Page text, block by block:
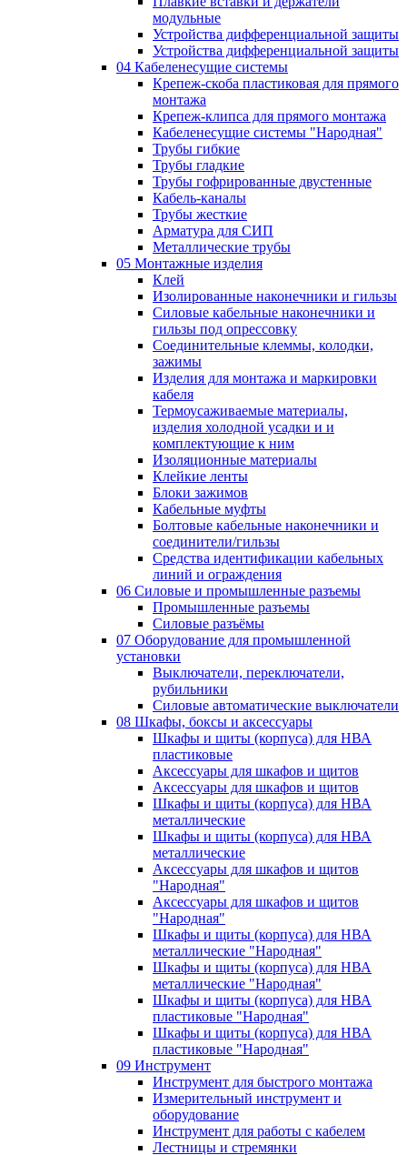
модульные
Устройства дифференциальной защиты
Устройства дифференциальной защиты
04 Кабеленесущие системы
Крепеж-скоба пластиковая для прямого
монтажа
Крепеж-клипса для прямого монтажа
Кабеленесущие системы "Народная"
Трубы гибкие
Трубы гладкие
Трубы гофрированные двустенные
Кабель-каналы
Трубы жесткие
Арматура для СИП
Металлические трубы
05 Монтажные изделия
Клей
Изолированные наконечники и гильзы
Силовые кабельные наконечники и
гильзы под опрессовку
Соединительные клеммы, колодки,
зажимы
Изделия для монтажа и маркировки
кабеля
Термоусаживаемые материалы,
изделия холодной усадки и и
комплектующие к ним
Изоляционные материалы
Клейкие ленты
Блоки зажимов
Кабельные муфты
Болтовые кабельные наконечники и
соединители/гильзы
Средства идентификации кабельных
линий и ограждения
06 Силовые и промышленные разъемы
Промышленные разъемы
Силовые разъёмы
07 Оборудование для промышленной
установки
Выключатели, переключатели,
рубильники
Силовые автоматические выключатели
08 Шкафы, боксы и аксессуары
Шкафы и щиты (корпуса) для НВА
пластиковые
Аксессуары для шкафов и щитов
Аксессуары для шкафов и щитов
Шкафы и щиты (корпуса) для НВА
металлические
Шкафы и щиты (корпуса) для НВА
металлические
Аксессуары для шкафов и щитов
"Народная"
Аксессуары для шкафов и щитов
"Народная"
Шкафы и щиты (корпуса) для НВА
металлические "Народная"
Шкафы и щиты (корпуса) для НВА
металлические "Народная"
Шкафы и щиты (корпуса) для НВА
пластиковые "Народная"
Шкафы и щиты (корпуса) для НВА
пластиковые "Народная"
09 Инструмент
Инструмент для быстрого монтажа
Измерительный инструмент и
оборудование
Инструмент для работы с кабелем
Лестницы и стремянки